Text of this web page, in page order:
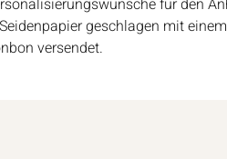
für den
geschlagen mit
versendet.